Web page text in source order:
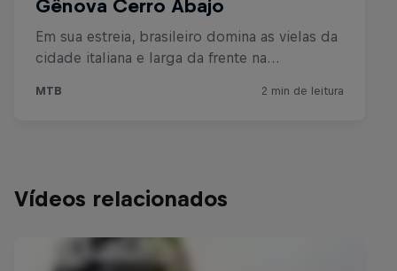
Vídeos relacionados